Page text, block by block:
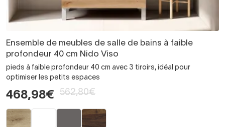
Ensemble de meubles de salle de bains à faible
profondeur 40 cm Nido Viso
pieds à faible profondeur 40 cm avec 3 tiroirs, idéal pour
optimiser les petits espaces
468,98€ 562,80€